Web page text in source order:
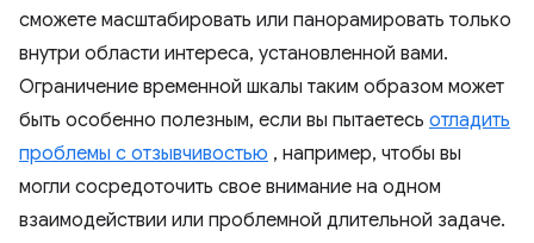
сможете масштабировать или панорамировать только
внутри области интереса, установленной вами.
Ограничение временной шкалы таким образом может
быть особенно полезным, если вы пытаетесь отладить
проблемы с отзывчивостью , например, чтобы вы
могли сосредоточить свое внимание на одном
взаимодействии или проблемной длительной задаче.